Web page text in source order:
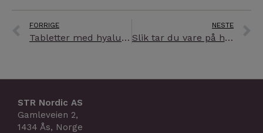
Prev
FORRIGE
Tabletter med hyaluron reduserer rynker og tørr hud
NESTE
Slik tar du vare på huden i høstværet
STR Nordic AS
Gamleveien 2,
1434 Ås, Norge